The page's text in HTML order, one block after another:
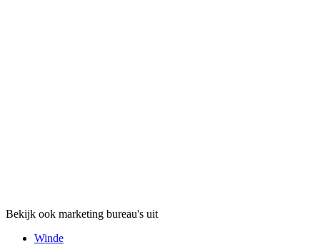
Bekijk ook marketing bureau's uit
Winde